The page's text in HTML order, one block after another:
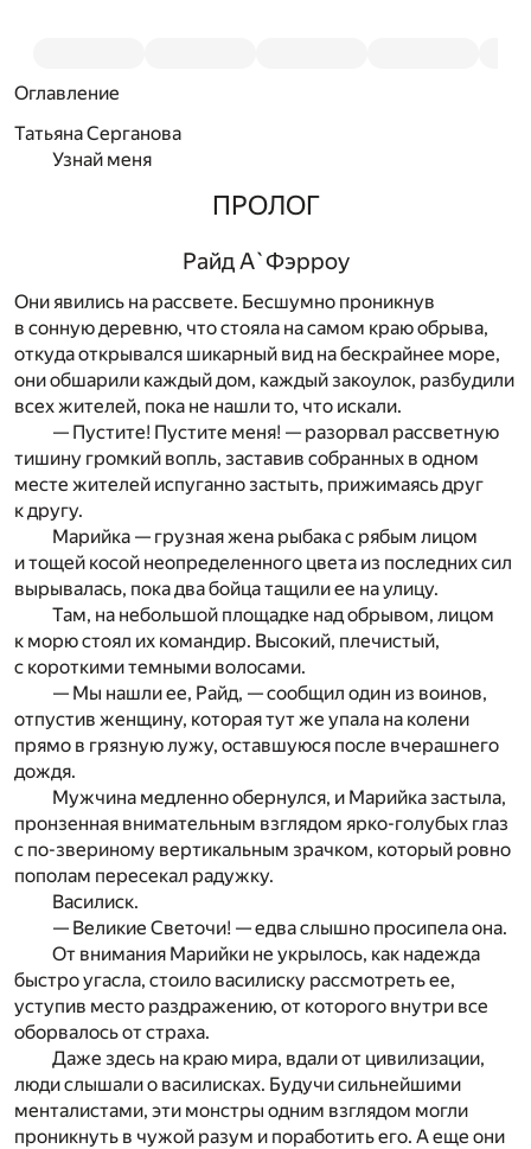
Оглавление
Татьяна Серганова
Узнай меня
ПРОЛОГ
Райд А`Фэрроу
Они явились на рассвете. Бесшумно проникнув
в сонную деревню, что стояла на самом краю обрыва,
откуда открывался шикарный вид на бескрайнее море,
они обшарили каждый дом, каждый закоулок, разбудили
всех жителей, пока не нашли то, что искали.
— Пустите! Пустите меня! — разорвал рассветную
тишину громкий вопль, заставив собранных в одном
месте жителей испуганно застыть, прижимаясь друг
к другу.
Марийка — грузная жена рыбака с рябым лицом
и тощей косой неопределенного цвета из последних сил
вырывалась, пока два бойца тащили ее на улицу.
Там, на небольшой площадке над обрывом, лицом
к морю стоял их командир. Высокий, плечистый,
с короткими темными волосами.
— Мы нашли ее, Райд, — сообщил один из воинов,
отпустив женщину, которая тут же упала на колени
прямо в грязную лужу, оставшуюся после вчерашнего
дождя.
Мужчина медленно обернулся, и Марийка застыла,
пронзенная внимательным взглядом ярко-голубых глаз
с по-звериному вертикальным зрачком, который ровно
пополам пересекал радужку.
Василиск.
— Великие Светочи! — едва слышно просипела она.
От внимания Марийки не укрылось, как надежда
быстро угасла, стоило василиску рассмотреть ее,
уступив место раздражению, от которого внутри все
оборвалось от страха.
Даже здесь на краю мира, вдали от цивилизации,
люди слышали о василисках. Будучи сильнейшими
менталистами, эти монстры одним взглядом могли
проникнуть в чужой разум и поработить его. А еще они